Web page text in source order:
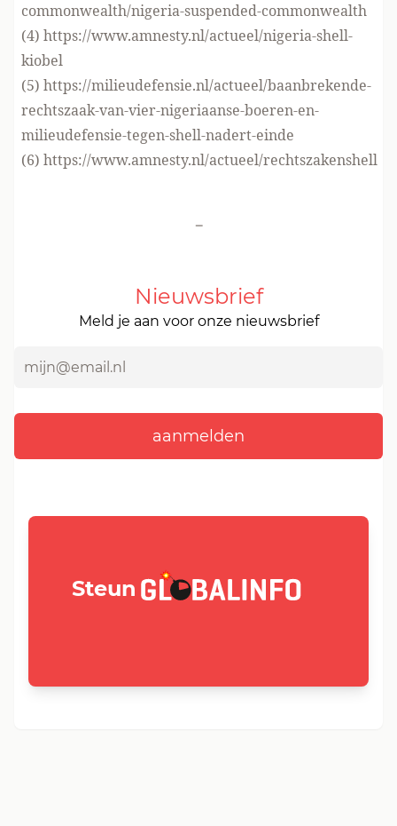
commonwealth/nigeria-suspended-commonwealth
(4) https://www.amnesty.nl/actueel/nigeria-shell-
kiobel
(5) https://milieudefensie.nl/actueel/baanbrekende-
rechtszaak-van-vier-nigeriaanse-boeren-en-
milieudefensie-tegen-shell-nadert-einde
(6) https://www.amnesty.nl/actueel/rechtszakenshell
-
Nieuwsbrief
Meld je aan voor onze nieuwsbrief
Steun GLOBALINFO.nl